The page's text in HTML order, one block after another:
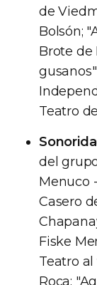
de
Bolsón;
Brote de
Teatro
del
Menuco
Casero
Fiske
Teatro al
Roca;